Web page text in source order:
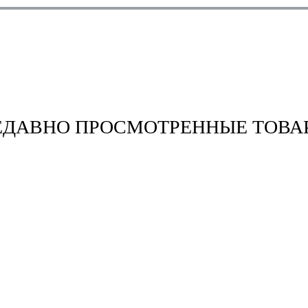
ПРОСМОТРЕННЫЕ